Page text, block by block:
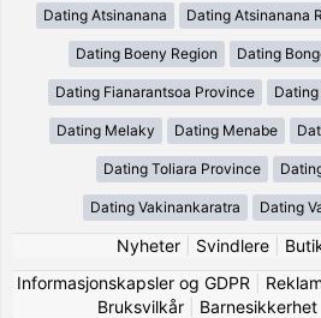
Dating Atsinanana Dating Atsinanana
Dating Boeny Region Dating
Dating Fianarantsoa Province
Dating Melaky Dating Menabe
Dating Toliara Province
Dating Vakinankaratra Dating
Nyheter| Svindlere|
Informasjonskapsler og GDPR
Bruksvilkår
Barnesikkerhet